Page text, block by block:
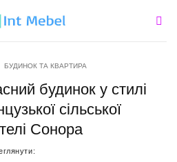
БУДИНОК ТА КВАРТИРА
будинок у стилі
сільської
Сонора